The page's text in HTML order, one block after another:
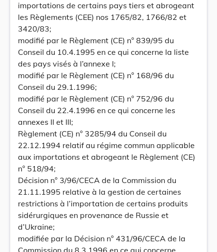
importations de certains pays tiers et abrogeant
les Règlements (CEE) nos 1765/82, 1766/82 et
3420/83;
modifié par le Règlement (CE) n° 839/95 du
Conseil du 10.4.1995 en ce qui concerne la liste
des pays visés à l’annexe I;
modifié par le Règlement (CE) n° 168/96 du
Conseil du 29.1.1996;
modifié par le Règlement (CE) n° 752/96 du
Conseil du 22.4.1996 en ce qui concerne les
annexes II et III;
Règlement (CE) n° 3285/94 du Conseil du
22.12.1994 relatif au régime commun applicable
aux importations et abrogeant le Règlement (CE)
n° 518/94;
Décision n° 3/96/CECA de la Commission du
21.11.1995 relative à la gestion de certaines
restrictions à l’importation de certains produits
sidérurgiques en provenance de Russie et
d’Ukraine;
modifiée par la Décision n° 431/96/CECA de la
Commission du 8.3.1996 en ce qui concerne